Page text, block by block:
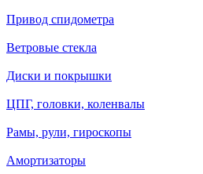
Привод спидометра
Ветровые стекла
Диски и покрышки
ЦПГ, головки, коленвалы
Рамы, рули, гироскопы
Амортизаторы